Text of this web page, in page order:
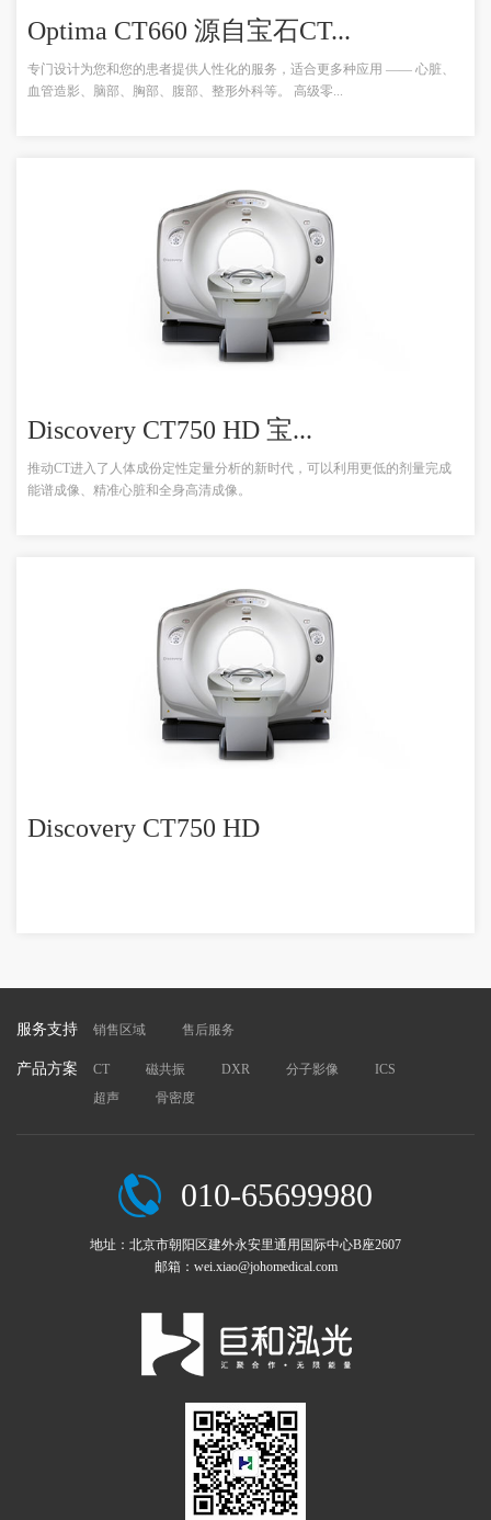
Optima CT660 源自宝石CT...
专门设计为您和您的患者提供人性化的服务，适合更多种应用 —— 心脏、
血管造影、脑部、胸部、腹部、整形外科等。 高级零...
Discovery CT750 HD 宝...
推动CT进入了人体成份定性定量分析的新时代，可以利用更低的剂量完成
能谱成像、精准心脏和全身高清成像。
Discovery CT750 HD
服务支持 销售区域 售后服务
产品方案 CT 磁共振 DXR 分子影像
ICS
超声
骨密度
010-65699980
地址：北京市朝阳区建外永安里通用国际中心B座2607
邮箱：wei.xiao@johomedical.com